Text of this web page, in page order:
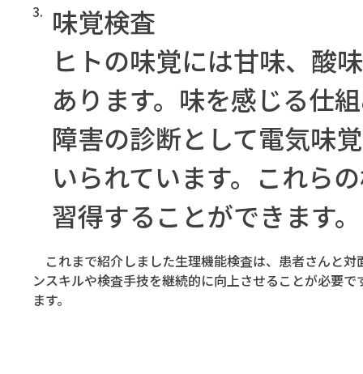
3. 味覚検査
ヒトの味覚には甘味、酸
あります。味を感じる仕
障害の診断として電気味
いられています。これら
習得することができます。
これまで紹介しました生理機能検査は、患者さんと
ンスキルや検査手技を継続的に向上させることが必要
ます。